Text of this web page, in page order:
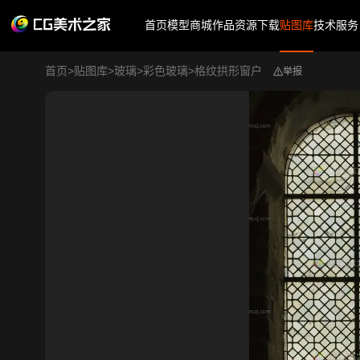
首页模型商城作品资源下载贴图库技术服务
首页>贴图库>玻璃>彩色玻璃>格纹拱形窗户 举报